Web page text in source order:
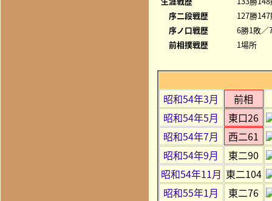
序二段戦歴
127勝
序ノ口戦歴
6勝1敗／
前相撲戦歴
1場所
昭和54年3月
前相
昭和54年5月
東口26
昭和54年7月
西二61
昭和54年9月
東二90
昭和54年11月 東二104
昭和55年1月
東二76